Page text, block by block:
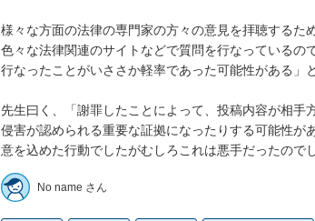
様々な方面の法律の専門家の方々の意見を拝聴するた
色々な法律関連のサイトなどで質問を行なっているの
行なったことがいささか軽率であった可能性がある」
先生曰く、「謝罪したことによって、投稿内容が相手
侵害が認められる重要な証拠になったりする可能性が
意を込めた行動でしたがむしろこれは悪手だったので
No name さん